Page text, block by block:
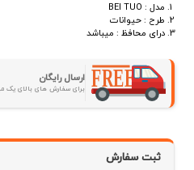
مدل : BEI TUO
طرح : حیوانات
درای محافظ : میباشد
ارسال رایگان
برای سفارش های بالای یک
ثبت سفارش